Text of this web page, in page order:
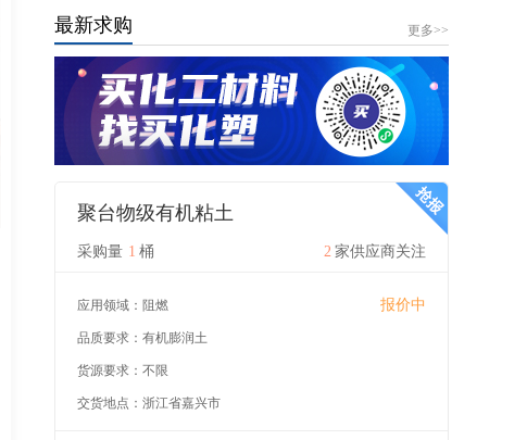
最新求购 更多>>
聚台物级有机粘土
采购量 1 桶 2 家供应商关注
应用领域： 阻燃 报价中
品质要求： 有机膨润土
货源要求： 不限
交货地点： 浙江省嘉兴市